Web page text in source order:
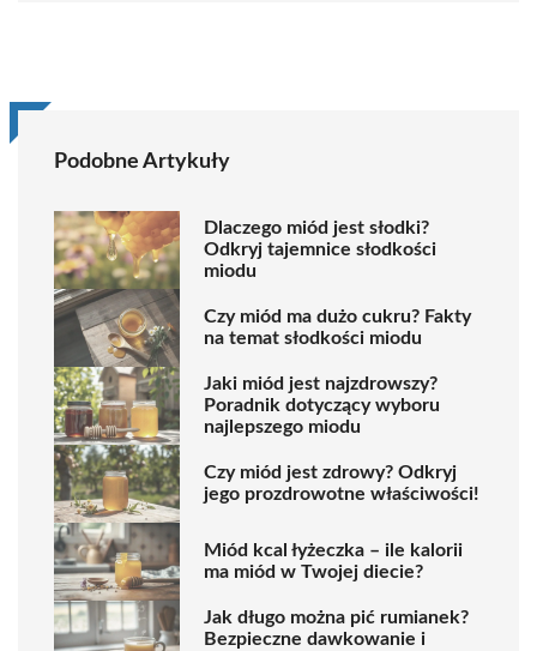
Podobne Artykuły
Dlaczego miód jest słodki?
Odkryj tajemnice słodkości
miodu
Czy miód ma dużo cukru? Fakty
na temat słodkości miodu
Jaki miód jest najzdrowszy?
Poradnik dotyczący wyboru
najlepszego miodu
Czy miód jest zdrowy? Odkryj
jego prozdrowotne właściwości!
Miód kcal łyżeczka – ile kalorii
ma miód w Twojej diecie?
Jak długo można pić rumianek?
Bezpieczne dawkowanie i